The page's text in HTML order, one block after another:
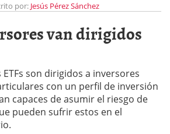
por: Jesús Pérez Sánchez
van dirigidos
son dirigidos a inversores
con un perfil de inversión
capaces de asumir el riesgo de
pueden sufrir estos en el